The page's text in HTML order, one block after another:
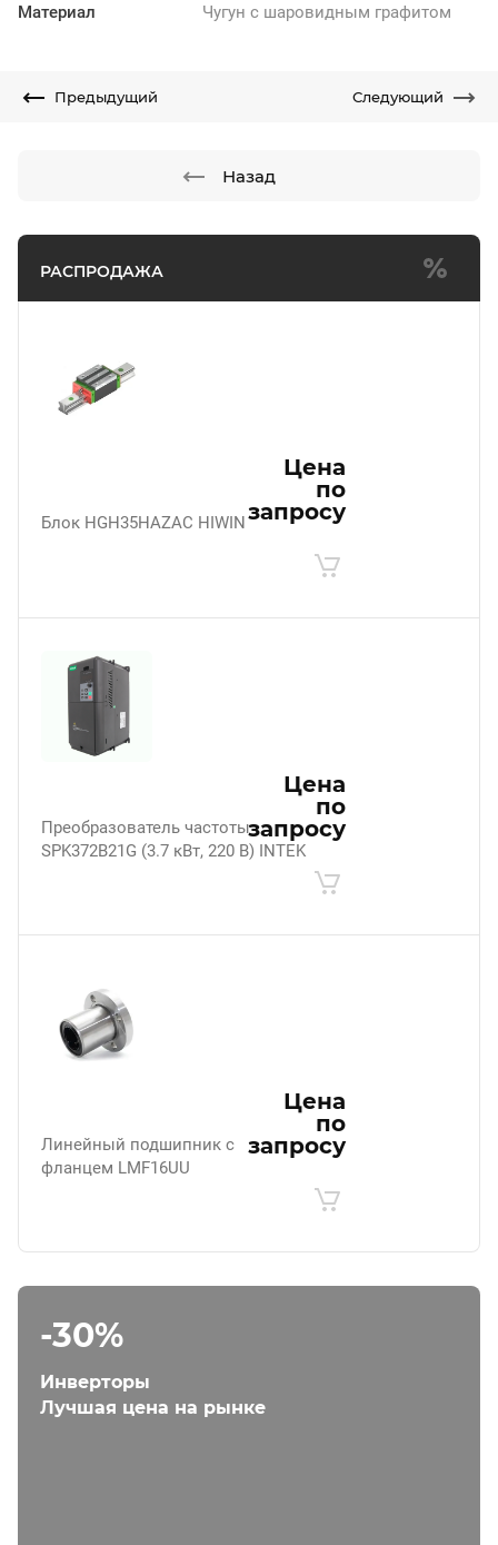
РАСПРОДАЖА
Блок HGH35HAZAC HIWIN
Цена
по
запросу
Преобразователь частоты
SPK372B21G (3.7 кВт, 220 В) INTEK
Цена
по
запросу
Линейный подшипник с
фланцем LMF16UU
Цена
по
запросу
-30%
Инверторы
Лучшая цена на рынке
Материал Чугун с шаровидным графитом
Предыдущий Следующий
Назад